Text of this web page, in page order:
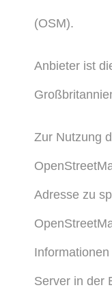
(OSM).
Anbieter ist
Zur Nutzung
Adresse zu
Server in der